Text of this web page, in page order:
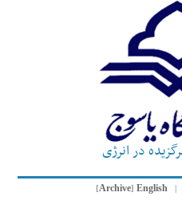
در انرژی
English
[Archive]